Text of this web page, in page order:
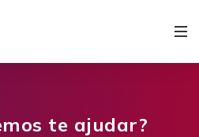
te ajudar?